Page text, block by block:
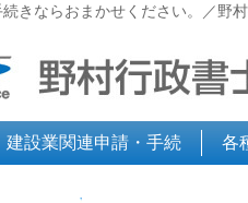
きならおまかせください。／野
建設業関連申請・手続 各